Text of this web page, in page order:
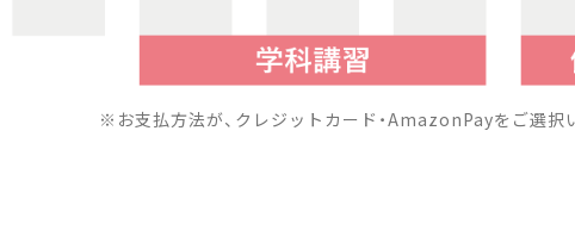
※お支払方法が、クレジットカード・AmazonPayをご選択